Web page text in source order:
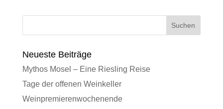
Neueste Beiträge
Mythos Mosel – Eine Riesling Reise
Tage der offenen Weinkeller
Weinpremierenwochenende